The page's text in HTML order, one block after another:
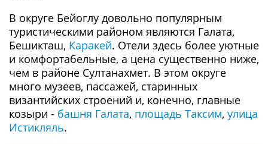
В округе Бейоглу довольно популярным
туристическими районом являются Галата,
Бешикташ, Каракей. Отели здесь более уютные
и комфортабельные, а цена существенно ниже,
чем в районе Султанахмет. В этом округе
много музеев, пассажей, старинных
византийских строений и, конечно, главные
козыри - башня Галата, площадь Таксим, улица
Истикляль.